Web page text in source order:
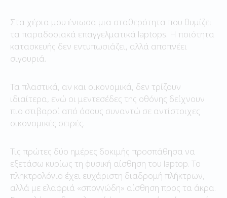
Στα χέρια μου ένιωσα μια σταθερότητα που θυμίζει
τα παραδοσιακά επαγγελματικά laptops. Η ποιότητα
κατασκευής δεν εντυπωσιάζει, αλλά αποπνέει
σιγουριά.
Τα πλαστικά, αν και οικονομικά, δεν τρίζουν
ιδιαίτερα, ενώ οι μεντεσέδες της οθόνης δείχνουν
πιο στιβαροί από όσους συναντώ σε αντίστοιχες
οικονομικές σειρές.
Τις πρώτες δύο ημέρες δοκιμής προσπάθησα να
εξετάσω κυρίως τη φυσική αίσθηση του laptop. Το
πληκτρολόγιο έχει ευχάριστη διαδρομή πλήκτρων,
αλλά με ελαφριά «σπογγώδη» αίσθηση προς τα άκρα.